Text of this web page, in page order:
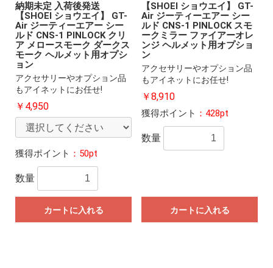
納期未定 入荷後発送
【SHOEI ショウエイ】 GT-
Air ジーティーエアー シー
ルド CNS-1 PINLOCK クリ
ア メロースモーク ダークス
モーク ヘルメット用オプシ
ョン
アクセサリーやオプション品
もアイネットにお任せ!
￥4,950
獲得ポイント ：50pt
数量
カートに入れる
【SHOEI ショウエイ】 GT-
Air ジーティーエアー シー
ルド CNS-1 PINLOCK スモ
ークミラー ファイアーオレ
ンジ ヘルメット用オプショ
ン
アクセサリーやオプション品
もアイネットにお任せ!
￥8,910
獲得ポイント ：428pt
数量
カートに入れる